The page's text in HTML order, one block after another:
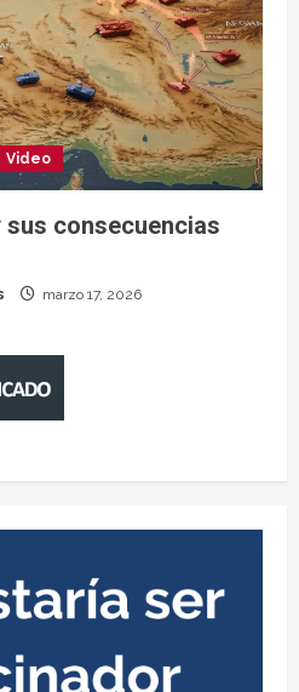
Video
sus consecuencias
marzo 17, 2026